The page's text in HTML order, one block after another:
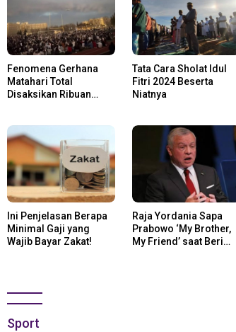
Fenomena Gerhana
Matahari Total
Disaksikan Ribuan
Tata Cara Sholat Idul
Fitri 2024 Beserta
Niatnya
Ini Penjelasan Berapa
Minimal Gaji yang
Wajib Bayar Zakat!
Raja Yordania Sapa
Prabowo ‘My Brother,
My Friend’ saat Beri
Sport